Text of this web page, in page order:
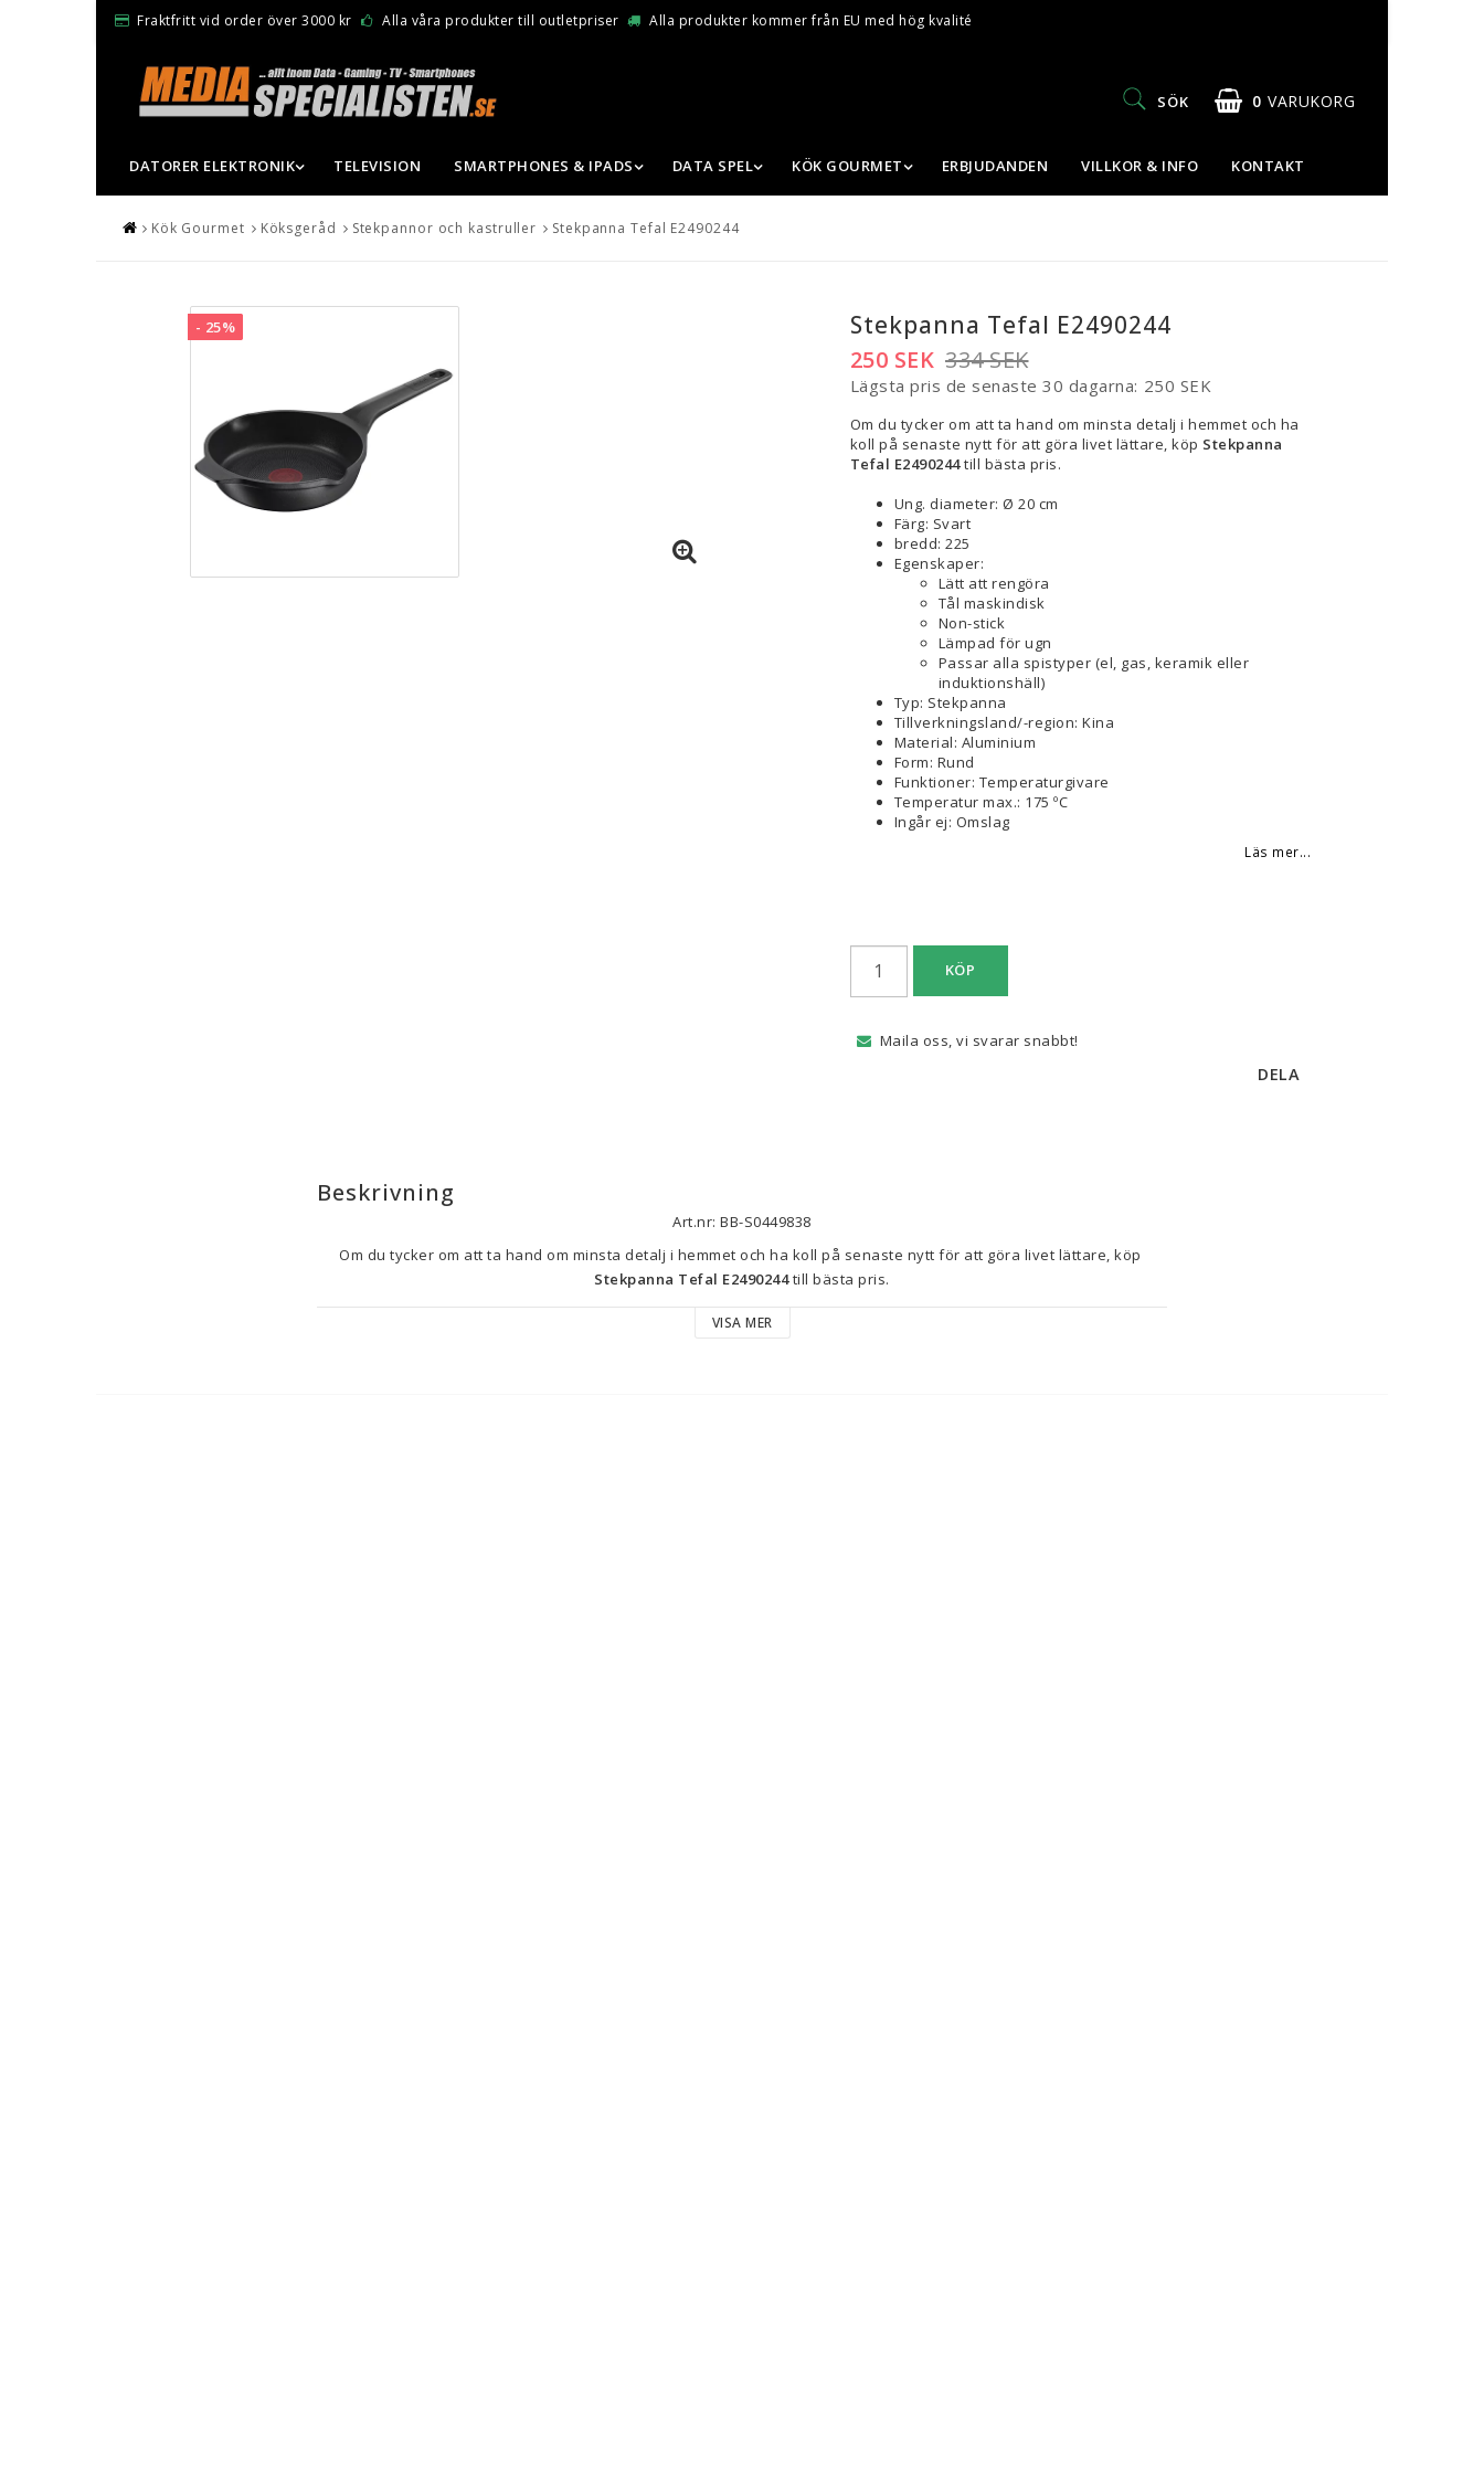
Fraktfritt vid order över 3000 kr Alla våra produkter till outletpriser Alla produkter kommer från EU med hög kvalité
0 VARUKORG
SÖK
DATORER ELEKTRONIK TELEVISION SMARTPHONES & IPADS DATA SPEL KÖK GOURMET ERBJUDANDEN VILLKOR & INFO KONTAKT
Kök Gourmet Köksgeråd Stekpannor och kastruller Stekpanna Tefal E2490244
- 25% Stekpanna Tefal E2490244
334 SEK
250 SEK
Lägsta pris de senaste 30 dagarna 250 SEK
Om du tycker om att ta hand om minsta detalj i hemmet och ha
koll på senaste nytt för att göra livet lättare, köp Stekpanna
Tefal E2490244till bästa pris.
Ung. diameter: Ø 20 cm
Färg: Svart
bredd: 225
Egenskaper:
Lätt att rengöra
Tål maskindisk
Non-stick
Lämpad för ugn
Passar alla spistyper (el, gas, keramik eller
induktionshäll)
Typ: Stekpanna
Tillverkningsland/-region: Kina
Material: Aluminium
Form: Rund
Funktioner: Temperaturgivare
Temperatur max.: 175 ºC
Ingår ej: Omslag
Läs mer...
KÖP
Maila oss, vi svarar snabbt!
DELA
Beskrivning
Art.nr: BB-S0449838
Stekpanna Tefal E2490244 till bästa pris.
Ung. diameter: Ø 20 cm
VISA MER